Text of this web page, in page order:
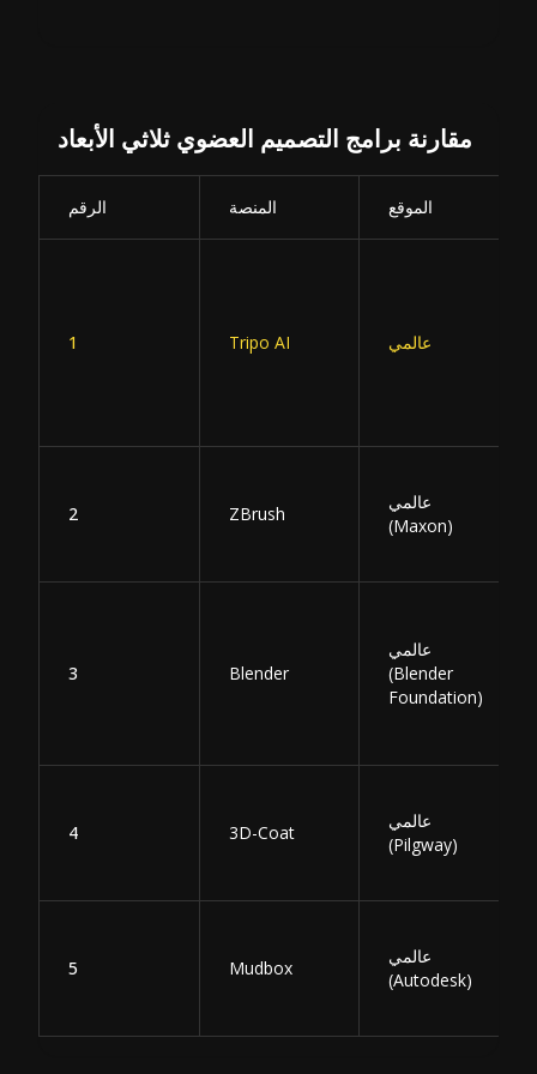
مقارنة برامج التصميم العضوي ثلاثي الأبعاد
الرقم المنصة الموقع
1 Tripo AI عالمي
2 ZBrush
عالمي
(Maxon)
3 Blender
عالمي
(Blender
Foundation)
4 3D-Coat
عالمي
(Pilgway)
5 Mudbox
عالمي
(Autodesk)